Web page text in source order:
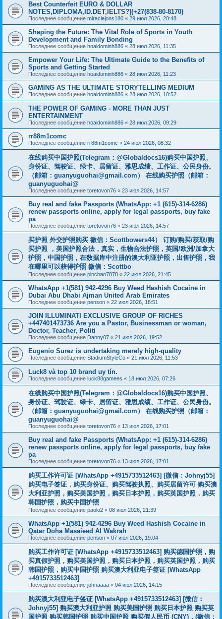
Best Counterfeit EURO & DOLLAR
NOTES,DIPLOMA,ID.DET,IELTS?](+27(838-80-8170)
Последнее сообщение miraclejons180 « 29 июл 2026, 20:48
Shaping the Future: The Vital Role of Sports in Youth
Development and Family Bonding
Последнее сообщение hoaidominh886 « 28 июл 2026, 11:35
Empower Your Life: The Ultimate Guide to the Benefits of
Sports and Getting Started
Последнее сообщение hoaidominh886 « 28 июл 2026, 11:23
GAMING AS THE ULTIMATE STORYTELLING MEDIUM
Последнее сообщение hoaidominh886 « 28 июл 2026, 10:52
THE POWER OF GAMING - MORE THAN JUST
ENTERTAINMENT
Последнее сообщение hoaidominh886 « 28 июл 2026, 09:29
rr88m1comc
Последнее сообщение rr88m1comc « 24 июл 2026, 08:32
在线购买中国护照(Telegram：@Globaldocs16)购买中国护照、
身份证、驾驶证、绿卡、居留证、雅思成绩、工作证、公民身份。
（邮箱： guanyuguohai@gmail.com ） 在线购买护照（邮箱：
guanyuguohai@
Последнее сообщение toretovon76 « 23 июл 2026, 14:57
Buy real and fake Passports (WhatsApp: +1 (615)-314-6286)
renew passports online, apply for legal passports, buy fake
pa
Последнее сообщение toretovon76 « 23 июл 2026, 14:57
买护照 外交护照购买 微信：Scottbowers44） 订购/购买/获取/购
买护照 ，美国护照合法，真实，生物合法护照，英国/欧洲/加拿大
护照，中国护照，在数据库中注册的澳大利亚护照，出售护照，我
在哪里可以获得护照 微信：Scottbo
Последнее сообщение pinchan7878 « 22 июл 2026, 21:45
WhatsApp +1(581) 942-4296 Buy Weed Hashish Cocaine in
Dubai Abu Dhabi Ajman United Arab Emirates
Последнее сообщение penson « 22 июл 2026, 18:51
JOIN ILLUMINATI EXCLUSIVE GROUP OF RICHES
+447401473736 Are you a Pastor, Businessman or woman,
Doctor, Teacher, Politi
Последнее сообщение Danny07 « 21 июл 2026, 19:52
Eugenio Surez is undertaking merely high-quality
Последнее сообщение StadiumStyleCo « 21 июл 2026, 11:53
Luck8 và top 10 brand uy tín.
Последнее сообщение luck88gamees « 18 июл 2026, 07:26
在线购买中国护照(Telegram：@Globaldocs16)购买中国护照、
身份证、驾驶证、绿卡、居留证、雅思成绩、工作证、公民身份。
（邮箱： guanyuguohai@gmail.com ） 在线购买护照（邮箱：
guanyuguohai@
Последнее сообщение toretovon76 « 13 июл 2026, 17:01
Buy real and fake Passports (WhatsApp: +1 (615)-314-6286)
renew passports online, apply for legal passports, buy fake
pa
Последнее сообщение toretovon76 « 13 июл 2026, 17:01
购买工作许可证 [WhatsApp +4915733512463] [微信：Johnyj55]
购买电子签证，购买身份证、购买驾驶执照、购买居留许可 购买澳
大利亚护照，购买美国护照，购买日本护照，购买英国护照，购买
韩国护照，购买中国护照
Последнее сообщение paolo2 « 08 июл 2026, 21:39
WhatsApp +1(581) 942-4296 Buy Weed Hashish Cocaine in
Qatar Doha Masaieed Al Wakrah
Последнее сообщение penson « 07 июл 2026, 19:04
购买工作许可证 [WhatsApp +4915733512463] 购买德国护照，购
买真假护照，购买美国护照，购买日本护照，购买英国护照，购买
韩国护照，购买中国护照 购买澳大利亚电子签证 [WhatsApp
+4915733512463]
Последнее сообщение johnaaaa « 04 июл 2026, 14:15
购买澳大利亚电子签证 [WhatsApp +4915733512463] [微信：
Johnyj55] 购买澳大利亚护照 购买美国护照 购买日本护照 购买英
国护照 购买韩国护照 购买中国护照 购买假人民币 (CNY)，(微信：